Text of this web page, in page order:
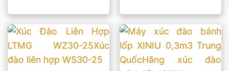
hạng55 sao
hạng55 sao